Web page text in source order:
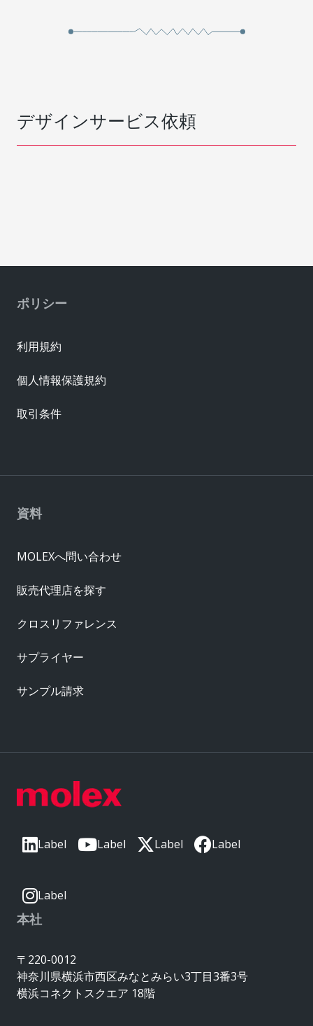
デザインサービス依頼
Label Label Label Label
Label
本社
〒220-0012
神奈川県横浜市西区みなとみらい3丁目3番3号
横浜コネクトスクエア 18階
資料
MOLEXへ問い合わせ
販売代理店を探す
クロスリファレンス
サプライヤー
サンプル請求
ポリシー
利用規約
個人情報保護規約
取引条件